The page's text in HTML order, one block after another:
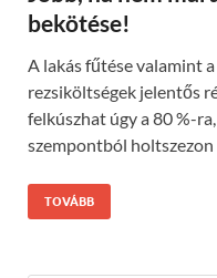
bekötése!
A lakás fűtése valamint
rezsiköltségek jelentős
felkúszhat úgy a 80 %-
szempontból holtszezon
TOVÁBB